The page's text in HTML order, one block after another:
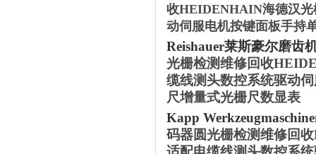
收HEIDENHAIN海德汉光
动伺服电机按键面板手持
‌Reishauer莱斯豪尔磨齿
光栅检测维修回收
缆线测头数控系统驱动
尺增量式光栅尺数显表
‌Kapp
码器圆光栅检测维修回